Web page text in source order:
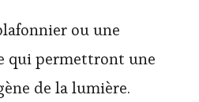
ou une
qui permettront une
de la lumière.